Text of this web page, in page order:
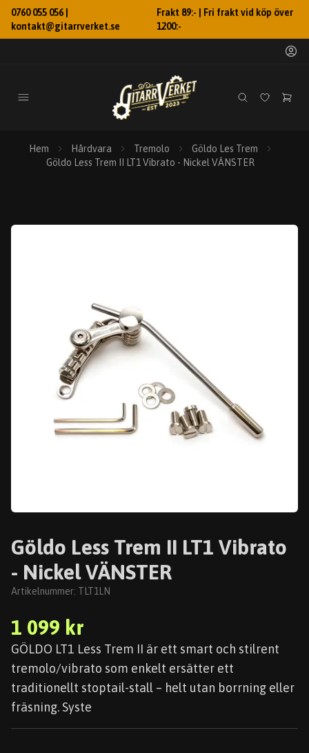
0760 055 056 |
kontakt@gitarrverket.se
Frakt 89:- | Fri frakt vid köp över
1200:-
Hem Hårdvara Tremolo
Göldo Les Trem
Göldo Less Trem II LT1 Vibrato - Nickel VÄNSTER
Göldo Less Trem II LT1 Vibrato
- Nickel VÄNSTER
Artikelnummer: TLT1LN
1 099 kr
GÖLDO LT1 Less Trem II är ett smart och stilrent
tremolo/vibrato som enkelt ersätter ett
traditionellt stoptail-stall – helt utan borrning eller
fräsning. Syste